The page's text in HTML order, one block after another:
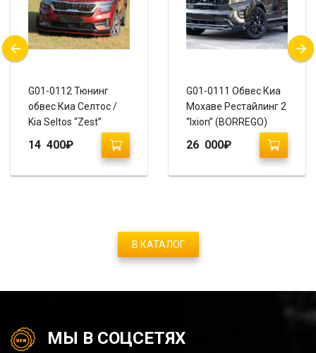
G01-0112 Тюнинг
обвес Киа Селтос /
Kia Seltos “Zest”
14 400₽
G01-0111 Обвес Киа
Мохаве Рестайлинг 2
“Ixion” (BORREGO)
26 000₽
В КАТАЛОГ
МЫ В СОЦСЕТЯХ